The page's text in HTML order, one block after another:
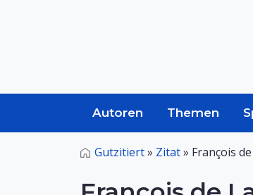
Autoren Themen
Gutzitiert» Zitat» François